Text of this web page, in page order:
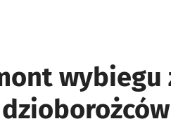
wybiegu